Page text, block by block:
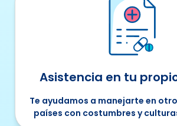
Asistencia en tu
Te ayudamos a manejarte en
países con costumbres y